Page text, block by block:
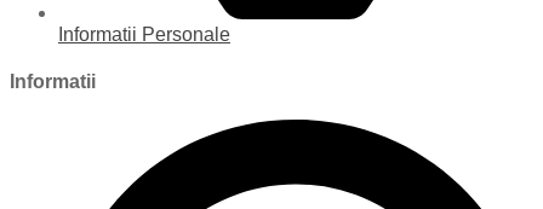
Informatii Personale
Informatii